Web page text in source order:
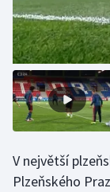
Motorsport
Olympijské hry
Parasport
Plavání
Plážový
V největší
Plzeňského